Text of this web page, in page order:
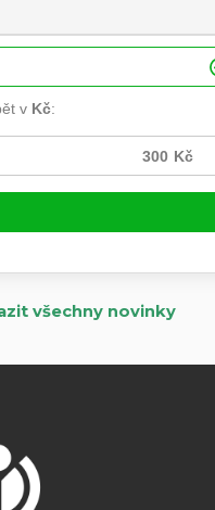
všechny novinky